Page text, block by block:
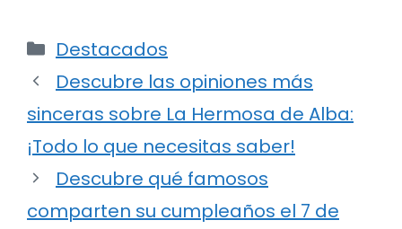
Categorías
Destacados
Descubre las opiniones más
sinceras sobre La Hermosa de Alba:
¡Todo lo que necesitas saber!
Descubre qué famosos
comparten su cumpleaños el 7 de